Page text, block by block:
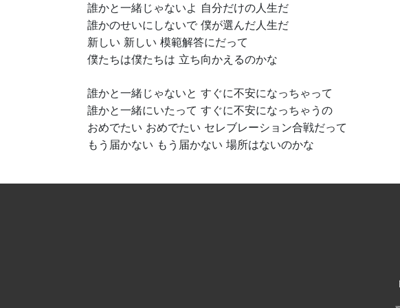
誰かと一緒じゃないよ 自分だけの人生だ
誰かのせいにしないで 僕が選んだ人生だ
新しい 新しい 模範解答にだって
僕たちは僕たちは 立ち向かえるのかな
誰かと一緒じゃないと すぐに不安になっちゃって
誰かと一緒にいたって すぐに不安になっちゃうの
おめでたい おめでたい セレブレーション合戦だって
もう届かない もう届かない 場所はないのかな